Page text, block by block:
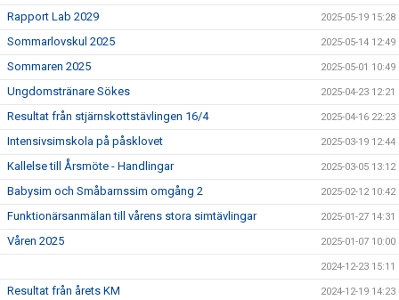
Rapport Lab 2029 2025-05-19 15:28
Sommarlovskul 2025 2025-05-14 12:49
Sommaren 2025 2025-05-01 10:49
Ungdomstränare Sökes 2025-04-23 12:21
Resultat från stjärnskottstävlingen 16/4 2025-04-16 22:23
Intensivsimskola på påsklovet 2025-03-19 12:44
Kallelse till Årsmöte - Handlingar 2025-03-05 13:12
Babysim och Småbarnssim omgång 2 2025-02-12 10:42
Funktionärsanmälan till vårens stora simtävlingar 2025-01-27 14:31
Våren 2025 2025-01-07 10:00
2024-12-23 15:11
Resultat från årets KM 2024-12-19 14:23